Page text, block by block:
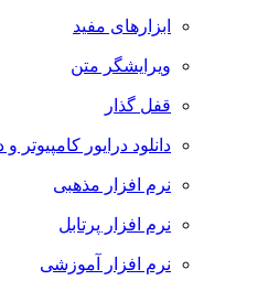
ابزارهای مفید
ویرایشگر متن
قفل گذار
دانلود درایور کامپیوتر
نرم افزار مذهبی
نرم افزار پرتابل
نرم افزار آموزشی